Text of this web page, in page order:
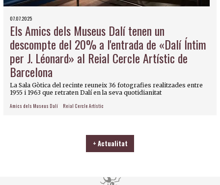
07.07.2025
Els Amics dels Museus Dalí tenen un
descompte del 20% a l'entrada de «Dalí Íntim
per J. Léonard» al Reial Cercle Artístic de
Barcelona
La Sala Gòtica del recinte reuneix 36 fotografies realitzades entre
1955 i 1963 que retraten Dalí en la seva quotidianitat
Amics dels Museus Dalí Reial Cercle Artístic
+ Actualitat